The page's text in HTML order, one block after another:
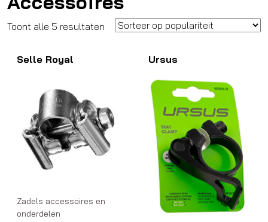
Toont alle 5 resultaten Gesorteerd
populariteit
Selle Royal
Zadels accessoires en
onderdelen
Ursus